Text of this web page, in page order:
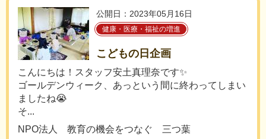
公開日：2023年05月16日
健康・医療・福祉の増進
こどもの日企画
こんにちは！スタッフ安土真理奈です✨
ゴールデンウィーク、あっという間に終わってしまい
ましたね😭
そ...
NPO法人 教育の機会をつなぐ 三つ葉